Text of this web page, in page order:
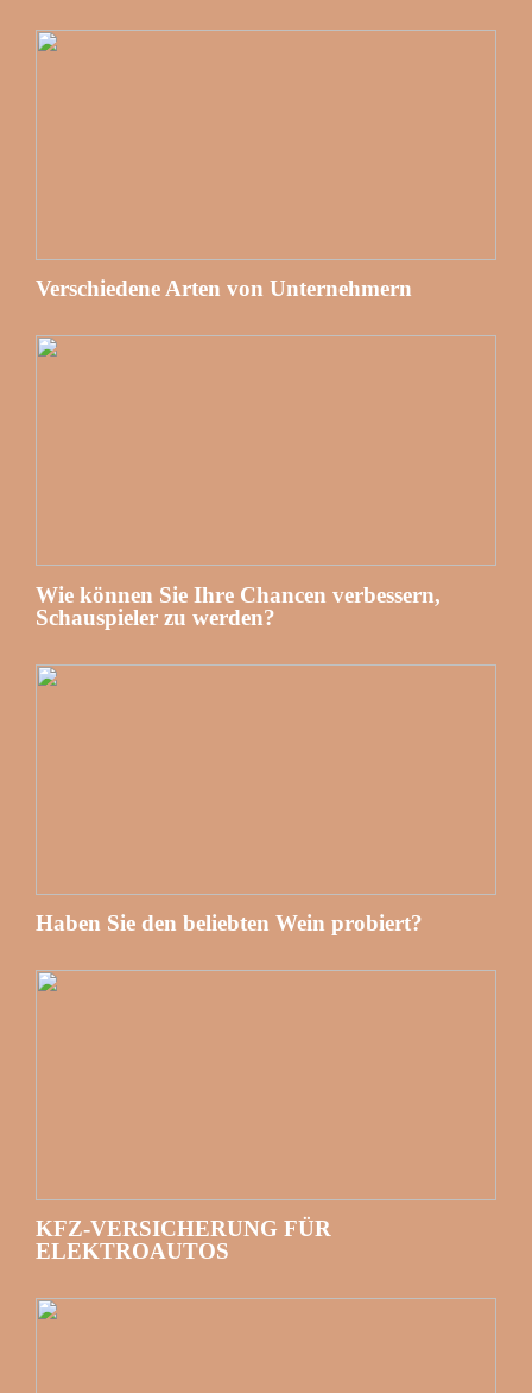
Verschiedene Arten von Unternehmern
Wie können Sie Ihre Chancen verbessern,
Schauspieler zu werden?
Haben Sie den beliebten Wein probiert?
KFZ-VERSICHERUNG FÜR
ELEKTROAUTOS